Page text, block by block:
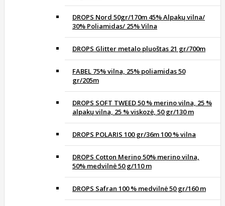
DROPS Nord 50gr/170m 45% Alpakų vilna/
30% Poliamidas/ 25% Vilna
DROPS Glitter metalo pluoštas 21 gr/700m
FABEL 75% vilna, 25% poliamidas 50
gr/205m
DROPS SOFT TWEED 50 % merino vilna, 25 %
alpakų vilna, 25 % viskozė, 50 gr/130 m
DROPS POLARIS 100 gr/36m 100 % vilna
DROPS Cotton Merino 50% merino vilna,
50% medvilnė 50 g/110 m
DROPS Safran 100 % medvilnė 50 gr/160 m